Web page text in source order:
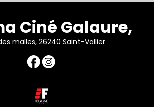
Ciné Galaure,
malles, 26240 Saint-Vallier